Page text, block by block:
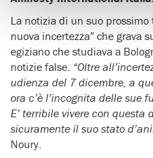
La notizia di un suo
nuova incertezza” che grava
egiziano che studiava a
notizie false. “Oltre
udienza del 7 dicembre, a
ora c’è l’incognita delle sue
E’ terribile vivere con questa
sicuramente il suo stato
Noury.